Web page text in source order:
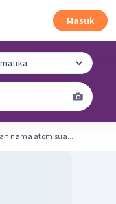
Masuk
nama atom sua...